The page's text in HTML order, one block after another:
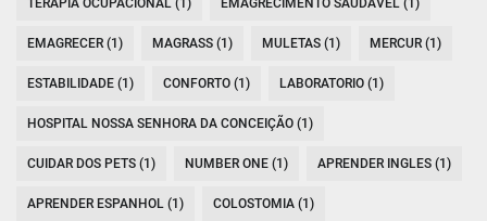
TERAPIA OCUPACIONAL (1) EMAGRECIMENTO SAUDAVEL (1)
EMAGRECER (1) MAGRASS (1) MULETAS (1) MERCUR (1)
ESTABILIDADE (1) CONFORTO (1) LABORATORIO (1)
HOSPITAL NOSSA SENHORA DA CONCEIÇÃO (1)
CUIDAR DOS PETS (1) NUMBER ONE (1) APRENDER INGLES (1)
APRENDER ESPANHOL (1) COLOSTOMIA (1)